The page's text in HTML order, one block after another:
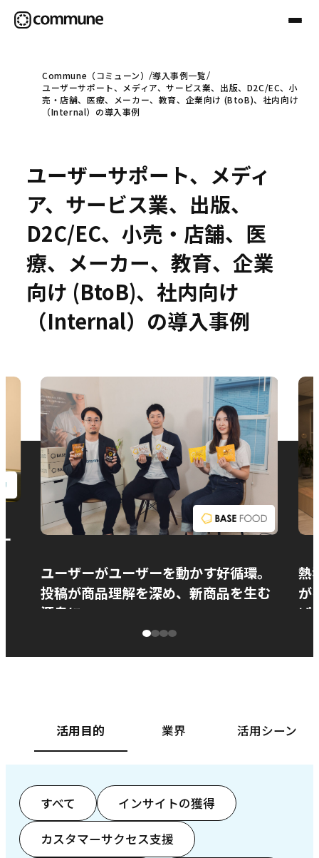
Communeについて
事例
セミナー
お役立ち情報
Commune（コミューン）
導入事例一覧
ユーザーサポート、メディア、サービス業、出版、D2C/EC、小
売・店舗、医療、メーカー、教育、企業向け (BtoB)、社内向け
（Internal）の導入事例
ユーザーサポート、メディ
ア、サービス業、出版、
D2C/EC、小売・店舗、医
療、メーカー、教育、企業
向け (BtoB)、社内向け
（Internal）の導入事例
ユーザーがユーザーを動かす好循環。
投稿が商品理解を深め、新商品を生む
源泉に
熱
が
ぱ
活用目的 業界 活用シーン
すべて インサイトの獲得
カスタマーサクセス支援